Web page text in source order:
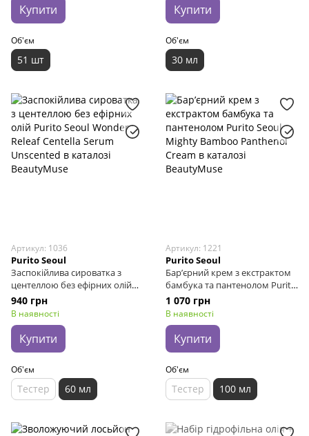
Купити
Об'єм
51 шт
Купити
Об'єм
30 мл
Артикул: 1036
Purito Seoul
Заспокійлива сироватка з
центеллою без ефірних олій
Purito Seoul Wonder Releaf
Centella Serum Unscented, 60
мл
940 грн
В наявності
Купити
Об'єм
Тестер 60 мл
Артикул: 1221
Purito Seoul
Бар’єрний крем з екстрактом
бамбука та пантенолом Purito
Seoul Mighty Bamboo
Panthenol Cream, 100 мл
1 070 грн
В наявності
Купити
Об'єм
Тестер 100 мл